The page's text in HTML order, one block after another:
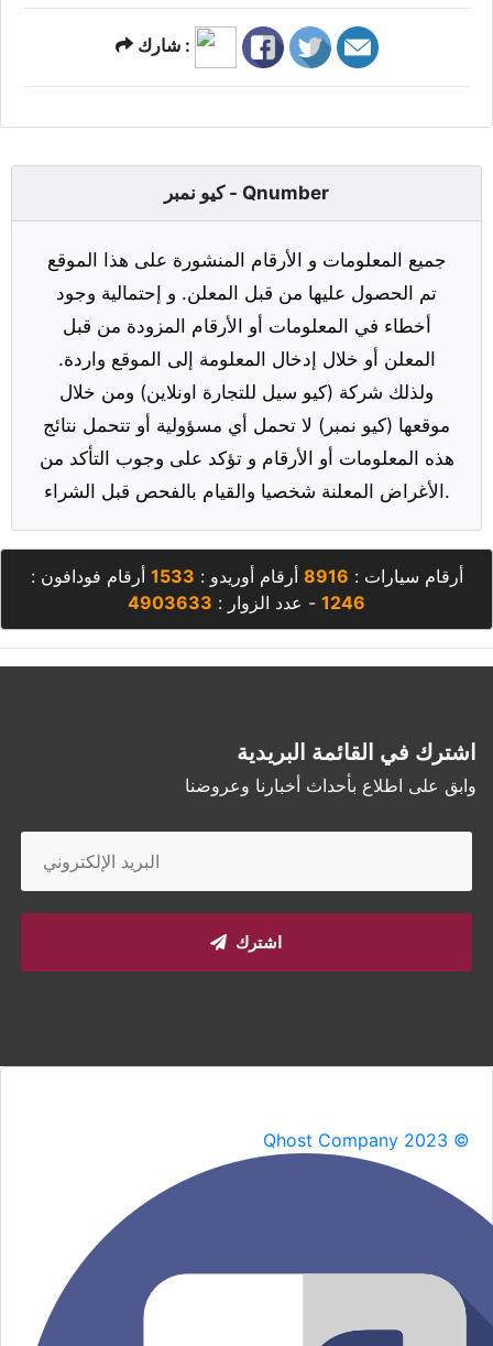
شارك :
كيو نمبر - Qnumber
جميع المعلومات و الأرقام المنشورة على هذا الموقع
تم الحصول عليها من قبل المعلن. و إحتمالية وجود
أخطاء في المعلومات أو الأرقام المزودة من قبل
المعلن أو خلال إدخال المعلومة إلى الموقع واردة.
ولذلك شركة (كيو سيل للتجارة اونلاين) ومن خلال
موقعها (كيو نمبر) لا تحمل أي مسؤولية أو تتحمل نتائج
هذه المعلومات أو الأرقام و تؤكد على وجوب التأكد من
الأغراض المعلنة شخصيا والقيام بالفحص قبل الشراء.
أرقام سيارات : 8916 أرقام أوريدو : 1533 أرقام فودافون :
1246 - عدد الزوار : 4903633
اشترك في القائمة البريدية
وابق على اطلاع بأحداث أخبارنا وعروضنا
اشترك
Qhost Company 2023 ©